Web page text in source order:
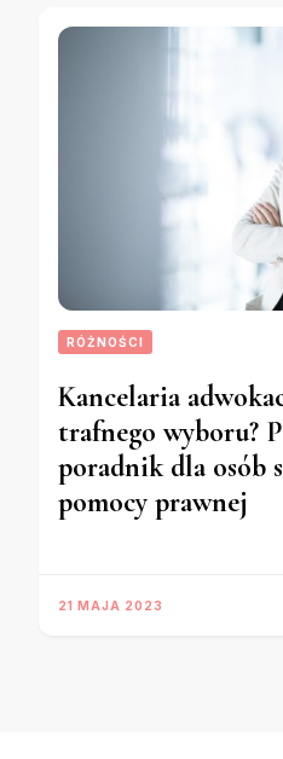
RÓŻNOŚCI
Kancelaria
trafnego wyboru?
poradnik dla osób
pomocy prawnej
21 MAJA 2023